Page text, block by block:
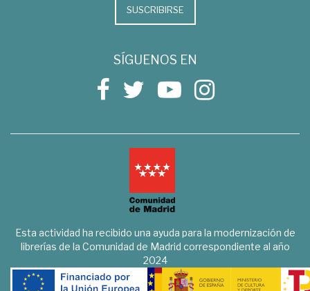
SUSCRIBIRSE
SÍGUENOS EN
Esta actividad ha recibido una ayuda para la modernización de
librerías de la Comunidad de Madrid correspondiente al año
2024